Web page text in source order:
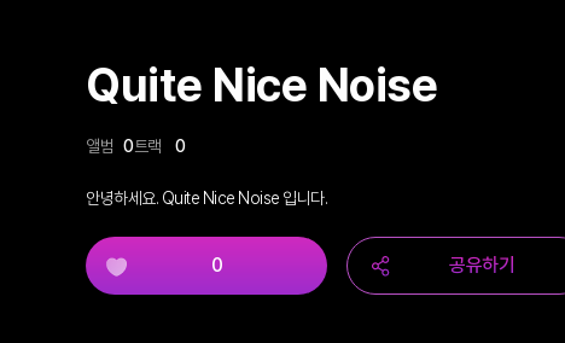
Quite Nice Noise
앨범 0트랙 0
안녕하세요. Quite Nice Noise 입니다.
0 공유하기